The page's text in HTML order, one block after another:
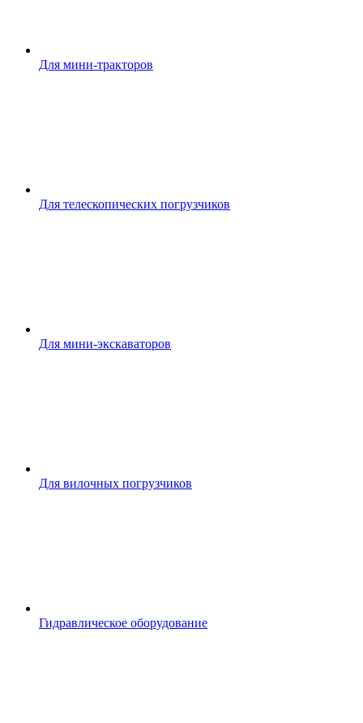
Для мини-тракторов
Для телескопических погрузчиков
Для мини-экскаваторов
Для вилочных погрузчиков
Гидравлическое оборудование